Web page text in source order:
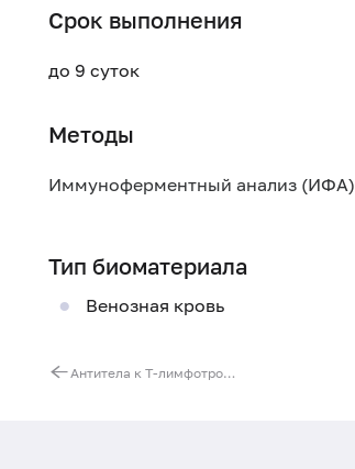
Срок выполнения
до 9 суток
Методы
Иммуноферментный анализ (ИФА)
Тип биоматериала
Венозная кровь
Антитела к Т-лимфотропному вирусу человека типа 1 и 2 (HTLV-1/2)